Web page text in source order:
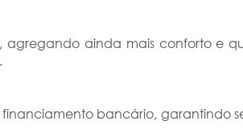
agregando ainda mais conforto e
bancário, garantindo